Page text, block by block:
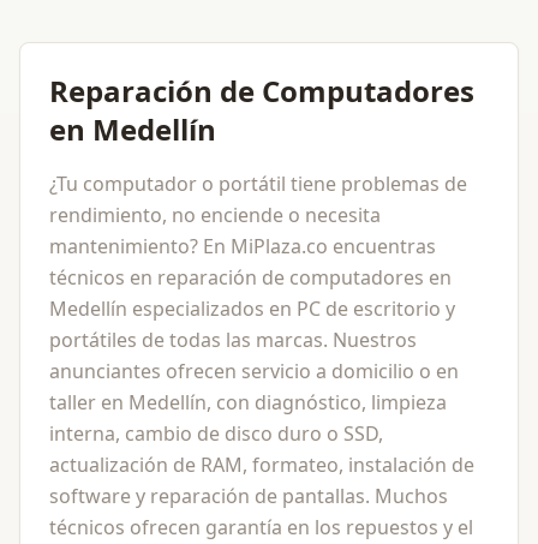
Reparación de Computadores
en Medellín
¿Tu computador o portátil tiene problemas de
rendimiento, no enciende o necesita
mantenimiento? En MiPlaza.co encuentras
técnicos en reparación de computadores en
Medellín especializados en PC de escritorio y
portátiles de todas las marcas. Nuestros
anunciantes ofrecen servicio a domicilio o en
taller en Medellín, con diagnóstico, limpieza
interna, cambio de disco duro o SSD,
actualización de RAM, formateo, instalación de
software y reparación de pantallas. Muchos
técnicos ofrecen garantía en los repuestos y el